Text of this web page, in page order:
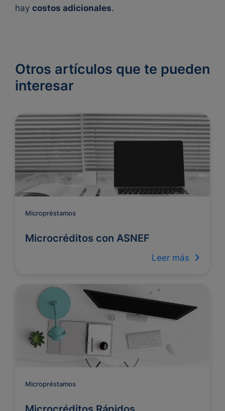
hay costos adicionales.
Otros artículos que te pueden
interesar
Micropréstamos
Microcréditos con ASNEF
Leer más
Micropréstamos